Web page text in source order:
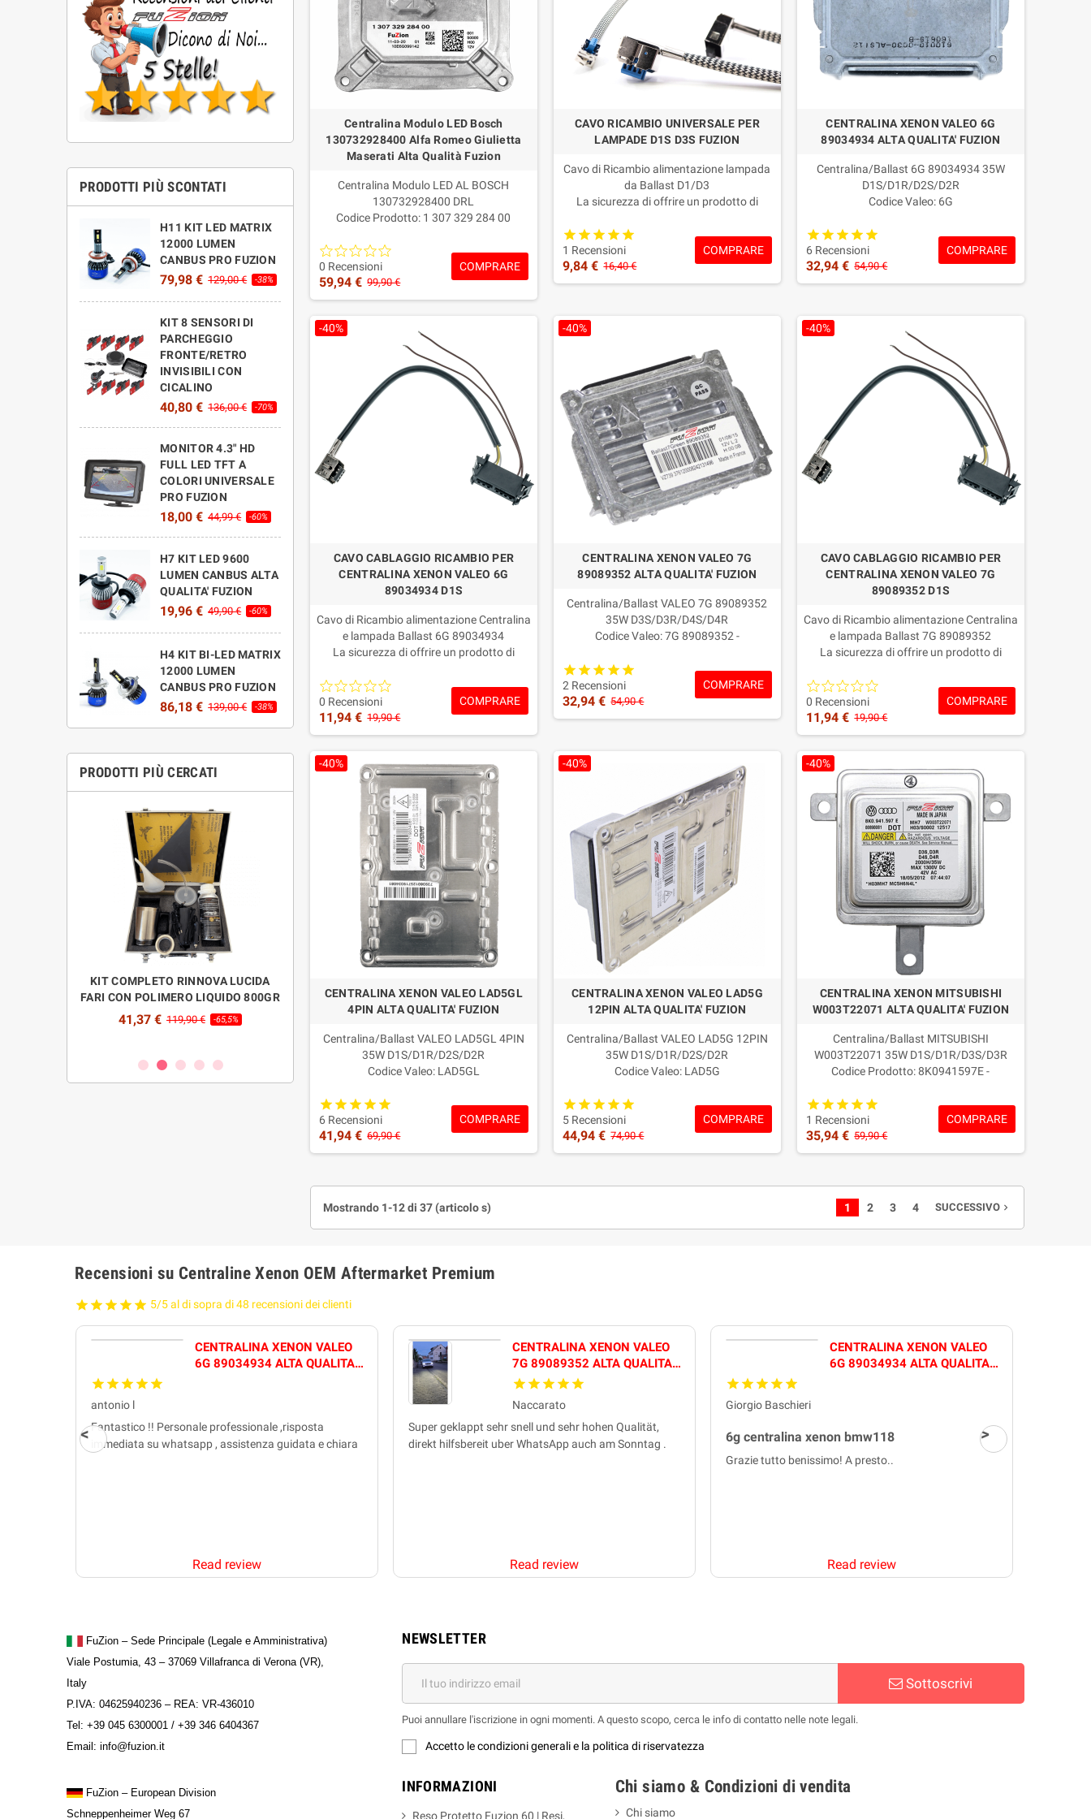
PRODOTTI PIÙ SCONTATI
H11 KIT LED MATRIX
12000 LUMEN
CANBUS PRO FUZION
79,98 € 129,00 € -38%
KIT 8 SENSORI DI
PARCHEGGIO
FRONTE/RETRO
INVISIBILI CON
CICALINO
40,80 € 136,00 € -70%
MONITOR 4.3" HD
FULL LED TFT A
COLORI UNIVERSALE
PRO FUZION
18,00 € 44,99 € -60%
H7 KIT LED 9600
LUMEN CANBUS ALTA
QUALITA' FUZION
19,96 € 49,90 € -60%
H4 KIT BI-LED MATRIX
12000 LUMEN
CANBUS PRO FUZION
86,18 € 139,00 € -38%
PRODOTTI PIÙ CERCATI
KIT COMPLETO RINNOVA LUCIDA
FARI CON POLIMERO LIQUIDO 800GR
41,37 € 119,90 € -65,5%
800GR LUCIDATURA RIPRISTINO
FARI AUTO
26,00 € 59,90 € -56,6%
WHITE PRO+ BIANCO 6000K
EFFETTO XENON FUZION
13,59 € 33,98 € -60%
EASYPro PLUG & PLAY CANBUS
41,92 € -58%
CICALINO INVISIBILI FUZION
Centralina Modulo LED Bosch
130732928400 Alfa Romeo Giulietta
Maserati Alta Qualità Fuzion
Centralina Modulo LED AL BOSCH
130732928400 DRL
Codice Prodotto: 1 307 329 284 00
prodotto in Europa e progettato per
garantire prestazioni equivalenti
all’originale.
0 Recensioni
59,94 € 99,90 €
COMPRARE
CAVO RICAMBIO UNIVERSALE PER
LAMPADE D1S D3S FUZION
Cavo di Ricambio alimentazione lampada
da Ballast D1/D3
La sicurezza di offrire un prodotto di
Garanzia: 2 ANNI
1 Recensioni
9,84 € 16,40 €
COMPRARE
CENTRALINA XENON VALEO 6G
89034934 ALTA QUALITA' FUZION
Centralina/Ballast 6G 89034934 35W
D1S/D1R/D2S/D2R
Codice Valeo: 6G
La sicurezza di offrire un prodotto di
Garanzia: 2 ANNI
6 Recensioni
32,94 € 54,90 €
COMPRARE
-40%
CAVO CABLAGGIO RICAMBIO PER
CENTRALINA XENON VALEO 6G
89034934 D1S
Cavo di Ricambio alimentazione Centralina
e lampada Ballast 6G 89034934
La sicurezza di offrire un prodotto di
Garanzia: 2 ANNI
0 Recensioni
11,94 € 19,90 €
COMPRARE
-40%
CENTRALINA XENON VALEO 7G
89089352 ALTA QUALITA' FUZION
Centralina/Ballast VALEO 7G 89089352
35W D3S/D3R/D4S/D4R
Codice Valeo: 7G 89089352 -
Garanzia: 2 ANNI
2 Recensioni
32,94 € 54,90 €
COMPRARE
-40%
CAVO CABLAGGIO RICAMBIO PER
CENTRALINA XENON VALEO 7G
89089352 D1S
Cavo di Ricambio alimentazione Centralina
e lampada Ballast 7G 89089352
La sicurezza di offrire un prodotto di
Garanzia: 2 ANNI
0 Recensioni
11,94 € 19,90 €
COMPRARE
-40%
CENTRALINA XENON VALEO LAD5GL
4PIN ALTA QUALITA' FUZION
Centralina/Ballast VALEO LAD5GL 4PIN
35W D1S/D1R/D2S/D2R
Codice Valeo: LAD5GL
Garanzia: 2 ANNI
6 Recensioni
41,94 € 69,90 €
COMPRARE
-40%
CENTRALINA XENON VALEO LAD5G
12PIN ALTA QUALITA' FUZION
Centralina/Ballast VALEO LAD5G 12PIN
35W D1S/D1R/D2S/D2R
Codice Valeo: LAD5G
Garanzia: 2 ANNI
5 Recensioni
44,94 € 74,90 €
COMPRARE
-40%
CENTRALINA XENON MITSUBISHI
W003T22071 ALTA QUALITA' FUZION
Centralina/Ballast MITSUBISHI
W003T22071 35W D1S/D1R/D3S/D3R
Codice Prodotto: 8K0941597E -
Garanzia: 2 ANNI
1 Recensioni
35,94 € 59,90 €
COMPRARE
Mostrando 1-12 di 37 (articolo s) 1 2 3 4 SUCCESSIVOnavigate_next
Recensioni su Centraline Xenon OEM Aftermarket Premium
5/5 al di sopra di 48 recensioni dei clienti
CENTRALINA XENON VALEO
6G 89034934 ALTA QUALITA'
antonio l
Fantastico !! Personale professionale ,risposta
immediata su whatsapp , assistenza guidata e chiara
Read review
CENTRALINA XENON VALEO
7G 89089352 ALTA QUALITA'
FUZION
Naccarato
Super geklappt sehr snell und sehr hohen Qualität,
direkt hilfsbereit uber WhatsApp auch am Sonntag .
Read review
CENTRALINA XENON VALEO
6G 89034934 ALTA QUALITA'
Giorgio Baschieri
6g centralina xenon bmw118
Grazie tutto benissimo! A presto..
Read review
FuZion – Sede Principale (Legale e Amministrativa)
Viale Postumia, 43 – 37069 Villafranca di Verona (VR),
Italy
P.IVA: 04625940236 – REA: VR-436010
Tel: +39 045 6300001 / +39 346 6404367
Email: info@fuzion.it
FuZion – European Division
Schneppenheimer Weg 67
NEWSLETTER
Sottoscrivi
Puoi annullare l'iscrizione in ogni momenti. A questo scopo, cerca le info di contatto nelle note legali.
Accetto le condizioni generali e la politica di riservatezza
INFORMAZIONI
Reso Protetto Fuzion 60 | Resi,
Chi siamo & Condizioni di vendita
Chi siamo